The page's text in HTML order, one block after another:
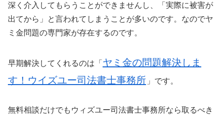
深く介入してもらうことができませんし、「実際に被害が
出てから」と言われてしまうことが多いのです。なのでヤ
ミ金問題の専門家が存在するのです。
早期解決してくれるのは「 ヤミ金の問題解決しま
す！ウイズユー司法書士事務所 」です。
無料相談だけでもウィズユー司法書士事務所なら取るべき